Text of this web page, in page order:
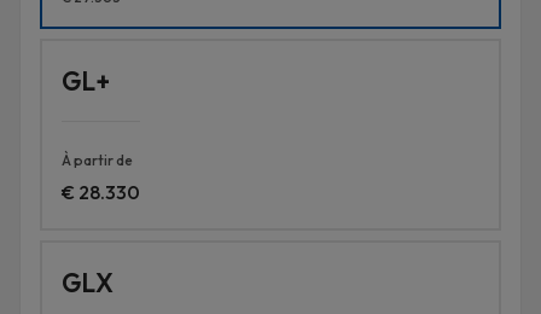
GL+
À partir de
€ 28.330
GLX